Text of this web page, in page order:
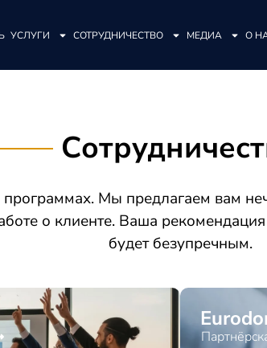
УСЛУГИ СОТРУДНИЧЕСТВО МЕДИА О
программах. Мы предлагаем вам
о клиенте. Ваша
будет безупречным.